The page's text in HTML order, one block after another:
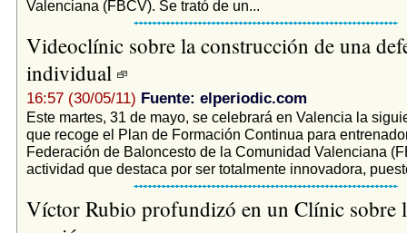
Valenciana (FBCV). Se trató de un...
Videoclínic sobre la construcción de una
individual
16:57 (30/05/11) Fuente: elperiodic.com
Este martes, 31 de mayo, se celebrará en Valencia la
que recoge el Plan de Formación Continua para
Federación de Baloncesto de la Comunidad Valenciana
actividad que destaca por ser totalmente innovadora,
Víctor Rubio profundizó en un Clínic sobre